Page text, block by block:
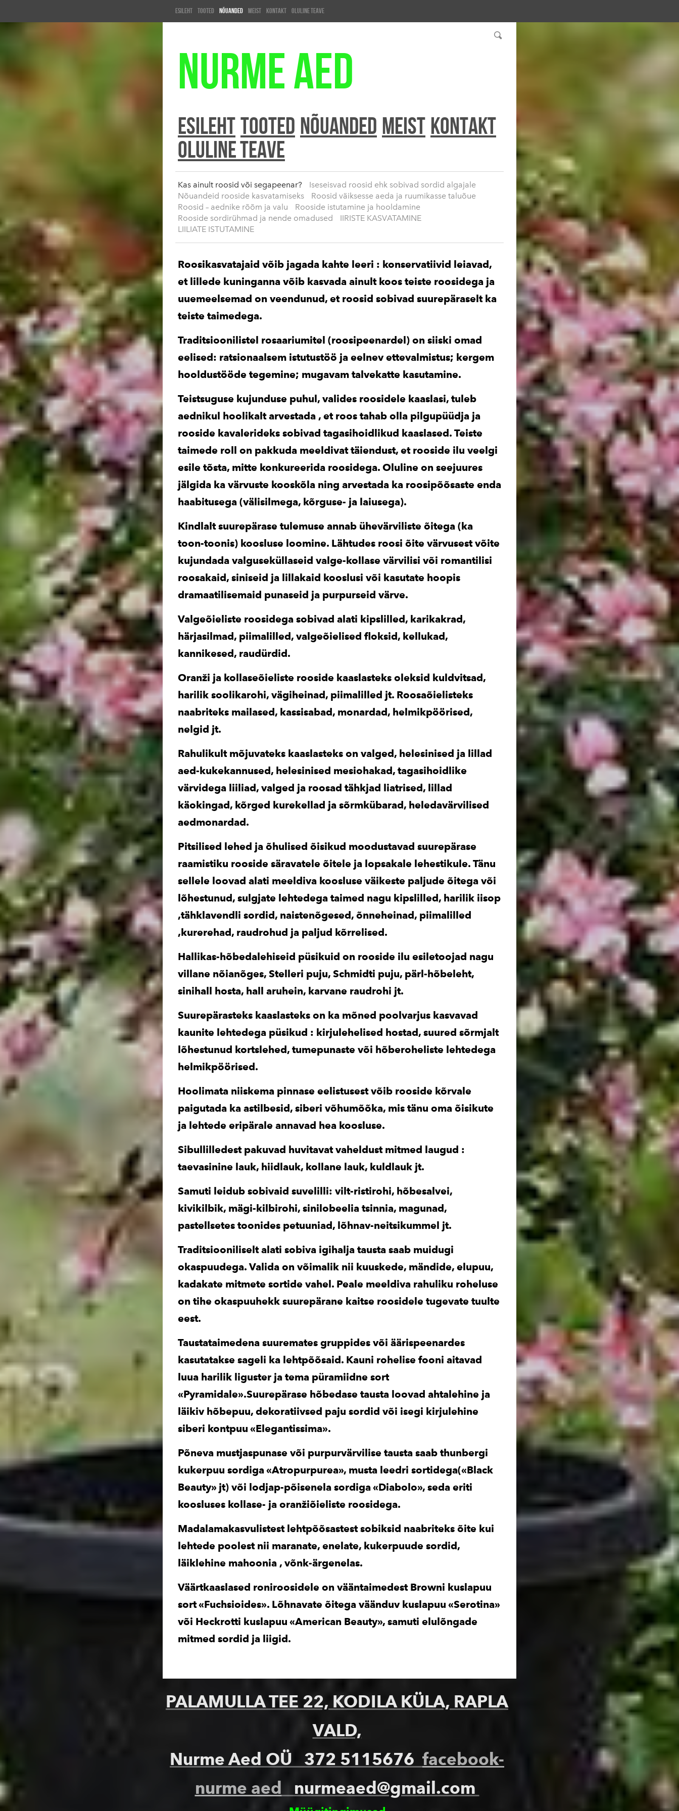
ESILEHT TOOTED NÕUANDED MEIST Kontakt Oluline teave
Nurme aed
ESILEHT TOOTED NÕUANDED MEIST Kontakt
Oluline teave
Kas ainult roosid või segapeenar?
Iseseisvad roosid ehk sobivad sordid algajale
Nõuandeid rooside kasvatamiseks
Roosid väiksesse aeda ja ruumikasse taluõue
Roosid – aednike rõõm ja valu
Rooside istutamine ja hooldamine
Rooside sordirühmad ja nende omadused
IIRISTE KASVATAMINE
LIILIATE ISTUTAMINE
Roosikasvatajaid võib jagada kahte leeri : konservatiivid leiavad,
et lillede kuninganna võib kasvada ainult koos teiste roosidega ja
uuemeelsemad on veendunud, et roosid sobivad suurepäraselt ka
teiste taimedega.
Traditsioonilistel rosaariumitel (roosipeenardel) on siiski omad
eelised: ratsionaalsem istutustöö ja eelnev ettevalmistus; kergem
hooldustööde tegemine; mugavam talvekatte kasutamine.
Teistsuguse kujunduse puhul, valides roosidele kaaslasi, tuleb
aednikul hoolikalt arvestada , et roos tahab olla pilgupüüdja ja
rooside kavalerideks sobivad tagasihoidlikud kaaslased. Teiste
taimede roll on pakkuda meeldivat täiendust, et rooside ilu veelgi
esile tõsta, mitte konkureerida roosidega. Oluline on seejuures
jälgida ka värvuste kooskõla ning arvestada ka roosipõõsaste enda
haabitusega (välisilmega, kõrguse- ja laiusega).
Kindlalt suurepärase tulemuse annab ühevärviliste õitega (ka
toon-toonis) koosluse loomine. Lähtudes roosi õite värvusest võite
kujundada valguseküllaseid valge-kollase värvilisi või romantilisi
roosakaid, siniseid ja lillakaid kooslusi või kasutate hoopis
dramaatilisemaid punaseid ja purpurseid värve.
Valgeõieliste roosidega sobivad alati kipslilled, karikakrad,
härjasilmad, piimalilled, valgeõielised floksid, kellukad,
kannikesed, raudürdid.
Oranži ja kollaseõieliste rooside kaaslasteks oleksid kuldvitsad,
harilik soolikarohi, vägiheinad, piimalilled jt. Roosaõielisteks
naabriteks mailased, kassisabad, monardad, helmikpöörised,
nelgid jt.
Rahulikult mõjuvateks kaaslasteks on valged, helesinised ja lillad
aed-kukekannused, helesinised mesiohakad, tagasihoidlike
värvidega liiliad, valged ja roosad tähkjad liatrised, lillad
käokingad, kõrged kurekellad ja sõrmkübarad, heledavärvilised
aedmonardad.
Pitsilised lehed ja õhulised õisikud moodustavad suurepärase
raamistiku rooside säravatele õitele ja lopsakale lehestikule. Tänu
sellele loovad alati meeldiva koosluse väikeste paljude õitega või
lõhestunud, sulgjate lehtedega taimed nagu kipslilled, harilik iisop
,tähklavendli sordid, naistenõgesed, õnneheinad, piimalilled
,kurerehad, raudrohud ja paljud kõrrelised.
Hallikas-hõbedalehiseid püsikuid on rooside ilu esiletoojad nagu
villane nõianõges, Stelleri puju, Schmidti puju, pärl-hõbeleht,
sinihall hosta, hall aruhein, karvane raudrohi jt.
Suurepärasteks kaaslasteks on ka mõned poolvarjus kasvavad
kaunite lehtedega püsikud : kirjulehelised hostad, suured sõrmjalt
lõhestunud kortslehed, tumepunaste või hõberoheliste lehtedega
helmikpöörised.
Hoolimata niiskema pinnase eelistusest võib rooside kõrvale
paigutada ka astilbesid, siberi võhumõõka, mis tänu oma õisikute
ja lehtede eripärale annavad hea koosluse.
Sibullilledest pakuvad huvitavat vaheldust mitmed laugud :
taevasinine lauk, hiidlauk, kollane lauk, kuldlauk jt.
Samuti leidub sobivaid suvelilli: vilt-ristirohi, hõbesalvei,
kivikilbik, mägi-kilbirohi, sinilobeelia tsinnia, magunad,
pastellsetes toonides petuuniad, lõhnav-neitsikummel jt.
Traditsiooniliselt alati sobiva igihalja tausta saab muidugi
okaspuudega. Valida on võimalik nii kuuskede, mändide, elupuu,
kadakate mitmete sortide vahel. Peale meeldiva rahuliku roheluse
on tihe okaspuuhekk suurepärane kaitse roosidele tugevate tuulte
eest.
Taustataimedena suuremates gruppides või äärispeenardes
kasutatakse sageli ka lehtpõõsaid. Kauni rohelise fooni aitavad
luua harilik liguster ja tema püramiidne sort
«Pyramidale».Suurepärase hõbedase tausta loovad ahtalehine ja
läikiv hõbepuu, dekoratiivsed paju sordid või isegi kirjulehine
siberi kontpuu «Elegantissima».
Põneva mustjaspunase või purpurvärvilise tausta saab thunbergi
kukerpuu sordiga «Atropurpurea», musta leedri sortidega(«Black
Beauty» jt) või lodjap-põisenela sordiga «Diabolo», seda eriti
koosluses kollase- ja oranžiõieliste roosidega.
Madalamakasvulistest lehtpõõsastest sobiksid naabriteks õite kui
lehtede poolest nii maranate, enelate, kukerpuude sordid,
läiklehine mahoonia , võnk-ärgenelas.
Väärtkaaslased roniroosidele on vääntaimedest Browni kuslapuu
sort «Fuchsioides». Lõhnavate õitega väänduv kuslapuu «Serotina»
või Heckrotti kuslapuu «American Beauty», samuti elulõngade
mitmed sordid ja liigid.
PALAMULLA TEE 22, KODILA KÜLA, RAPLA
VALD,
Nurme Aed OÜ
372 5115676 facebook-
nurme aed
nurmeaed@gmail.com